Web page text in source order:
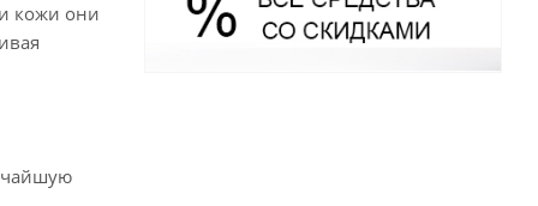
кожи они